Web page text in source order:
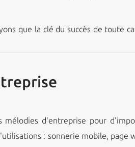
que la clé du succès de toute
mélodies d'entreprise pour
: sonnerie mobile, page